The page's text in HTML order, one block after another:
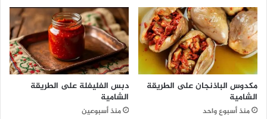
مكدوس الباذنجان على الطريقة
الشامية
منذ أسبوع واحد
دبس الفليفلة على الطريقة
الشامية
منذ أسبوعين